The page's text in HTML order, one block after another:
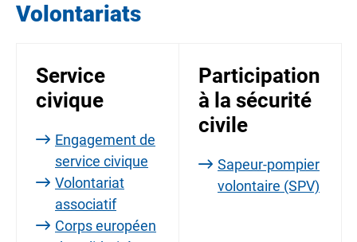
Volontariats
Service
civique
Engagement de
service civique
Volontariat
associatif
Corps européen
Participation
à la sécurité
civile
Sapeur-pompier
volontaire (SPV)